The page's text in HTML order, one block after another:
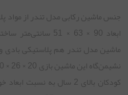
جنس ماشین رکابی مدل تندر از مواد
ابعاد 90 × 63 × 51
ماشین مدل تندر هم پلاستیکی بادی
کودکان بالای 2 سال به